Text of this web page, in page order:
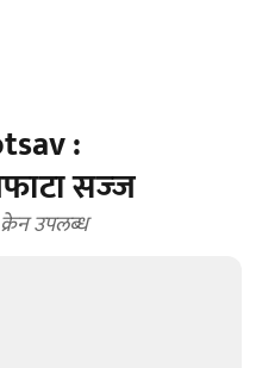
:
सज्‍ज
क्रेन उपलब्‍ध